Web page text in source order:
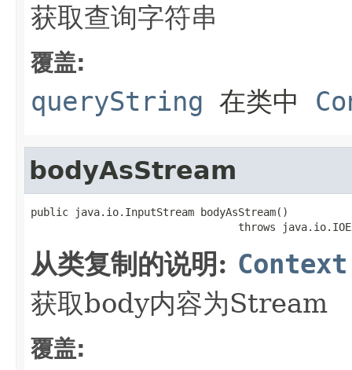
获取查询字符串
覆盖:
queryString 在类中
bodyAsStream
public java.io.InputStream bodyAsStream()
throws
从类复制的说明: Context
获取body内容为Stream
覆盖: